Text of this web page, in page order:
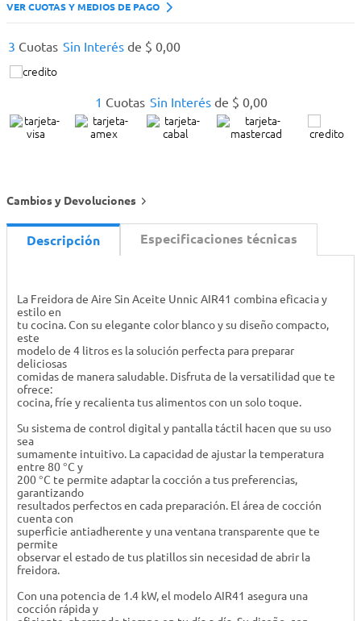
VER CUOTAS Y MEDIOS DE PAGO
1 Cuotas Sin Interés de $ 0,00
3 Cuotas Sin Interés de $ 0,00
Cambios y Devoluciones
Descripción Especificaciones técnicas
La Freidora de Aire Sin Aceite Unnic AIR41 combina eficacia y
estilo en
tu cocina. Con su elegante color blanco y su diseño compacto,
este
modelo de 4 litros es la solución perfecta para preparar
deliciosas
comidas de manera saludable. Disfruta de la versatilidad que te
ofrece:
cocina, fríe y recalienta tus alimentos con un solo toque.
Su sistema de control digital y pantalla táctil hacen que su uso
sea
sumamente intuitivo. La capacidad de ajustar la temperatura
entre 80 °C y
200 °C te permite adaptar la cocción a tus preferencias,
garantizando
resultados perfectos en cada preparación. El área de cocción
cuenta con
superficie antiadherente y una ventana transparente que te
permite
observar el estado de tus platillos sin necesidad de abrir la
freidora.
Con una potencia de 1.4 kW, el modelo AIR41 asegura una
cocción rápida y